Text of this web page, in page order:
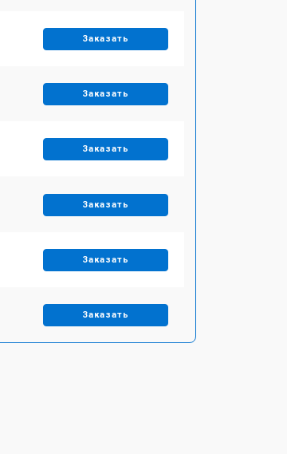
Заказать
Заказать
Заказать
Заказать
Заказать
Заказать